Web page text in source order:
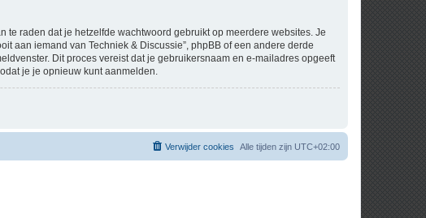
raden dat je hetzelfde wachtwoord gebruikt op meerdere websites. Je
aan iemand van Techniek & Discussie”, phpBB of een andere derde
Dit proces vereist dat je gebruikersnaam en e-mailadres opgeeft
je je opnieuw kunt aanmelden.
Alle tijden zijn UTC+02:00
Verwijder cookies